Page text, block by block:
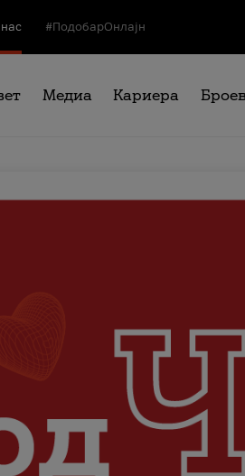
#ПодобарОнлајн
Медиа Кариера